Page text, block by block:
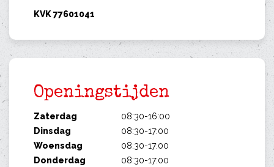
KVK 77601041
Openingstijden
Zaterdag
08:30-16:00
Dinsdag
08:30-17:00
Woensdag
08:30-17:00
Donderdag
08:30-17:00